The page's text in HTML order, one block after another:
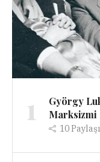
1
György
Marksizmi
10